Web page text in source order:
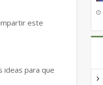
este
ideas para que